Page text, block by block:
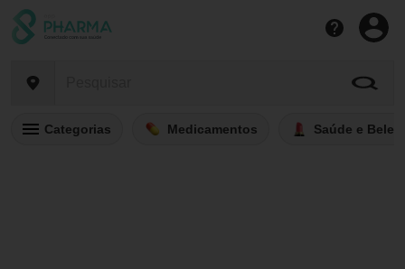
Categorias Medicamentos Saúde e